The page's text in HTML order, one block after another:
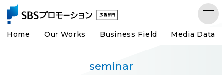
Home Our Works Business Field Media Data
seminar